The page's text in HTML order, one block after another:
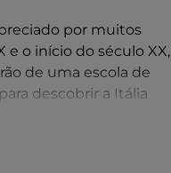
por muitos
o início do século XX,
de uma escola de
descobrir a Itália
o verão aqui,